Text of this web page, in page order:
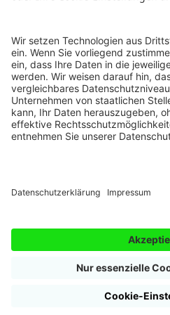
AGB
Barrierefreiheitserklärung
Vertrag widerrufen
Vertrag kündigen
Login Autoren-Campus
Teilnehmer-Zeitschrift
Workshops & Webinare
FAQ
Fakten zur Schule des
Schriftsteller werden
Übungen kreatives
Kurzgeschichten
Krimi schreiben
Compliance Impressum
© 2000 - 2026